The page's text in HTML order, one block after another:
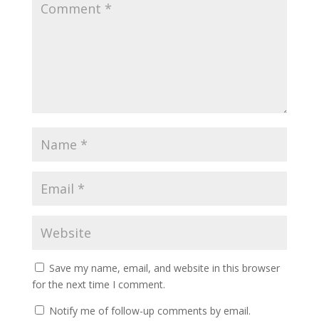
Save my name, email, and website in this browser
for the next time I comment.
Notify me of follow-up comments by email.